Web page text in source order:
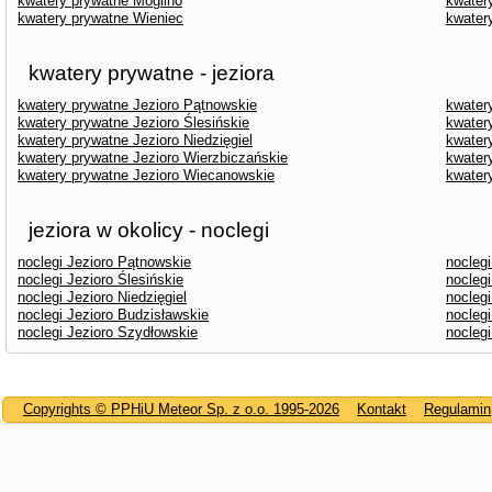
kwatery prywatne Wieniec
kwatery prywatne - jeziora
kwatery prywatne Jezioro Pątnowskie
kwatery prywatne Jezioro Ślesińskie
kwatery prywatne Jezioro Niedzięgiel
kwatery prywatne Jezioro Wierzbiczańskie
kwatery prywatne Jezioro Wiecanowskie
jeziora w okolicy - noclegi
noclegi Jezioro Pątnowskie
noclegi Jezioro Ślesińskie
noclegi Jezioro Niedzięgiel
noclegi Jezioro Budzisławskie
noclegi Jezioro Szydłowskie
Copyrights © PPHiU Meteor Sp. z o.o. 1995-2026 Kontakt Regulamin